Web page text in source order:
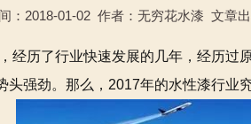
：2018-01-02 作者：无穷花水漆 文章
经历了行业快速发展的几年，经历
头强劲。那么，2017年的水性漆行业